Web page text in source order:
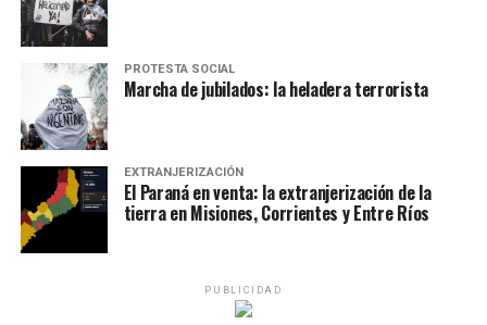
PROTESTA SOCIAL
Marcha de jubilados: la heladera terrorista
EXTRANJERIZACIÓN
El Paraná en venta: la extranjerización de la
tierra en Misiones, Corrientes y Entre Ríos
PUBLICIDAD